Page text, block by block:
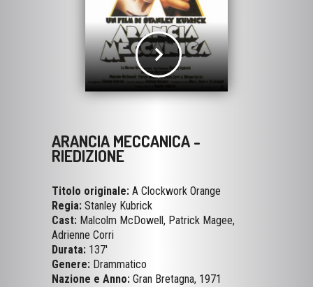
ARANCIA MECCANICA -
RIEDIZIONE
Titolo originale: A Clockwork Orange
Regia: Stanley Kubrick
Cast: Malcolm McDowell, Patrick Magee,
Adrienne Corri
Durata: 137'
Genere: Drammatico
Nazione e Anno: Gran Bretagna, 1971